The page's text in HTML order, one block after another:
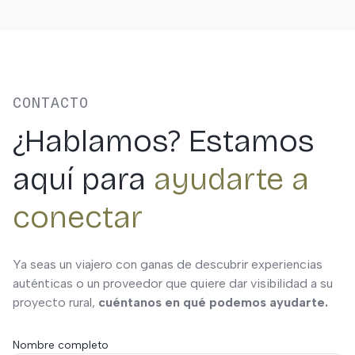
CONTACTO
¿Hablamos? Estamos
aquí para ayudarte a
conectar
Ya seas un viajero con ganas de descubrir experiencias
auténticas o un proveedor que quiere dar visibilidad a su
proyecto rural, cuéntanos en qué podemos ayudarte.
Nombre completo